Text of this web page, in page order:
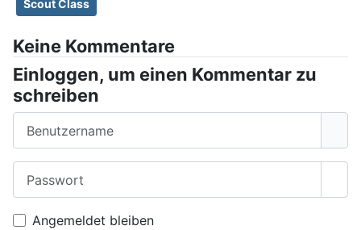
Scout Class
Keine Kommentare
Einloggen, um einen Kommentar zu
schreiben
Angemeldet bleiben